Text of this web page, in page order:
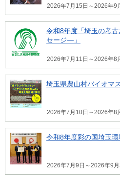
2026年7月15日～2026年9
令和8年度「埼玉の考
セージ―」
2026年7月11日～2026年8
埼玉県農山村バイオマ
2026年7月10日～2026年8
令和8年度彩の国埼玉
2026年7月9日～2026年9月